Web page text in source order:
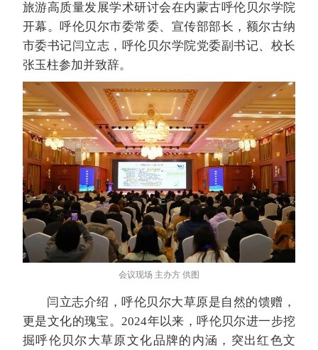
旅游高质量发展学术研讨会在内蒙古呼伦贝尔学院
开幕。呼伦贝尔市委常委、宣传部部长，额尔古纳
市委书记闫立志，呼伦贝尔学院党委副书记、校长
张玉柱参加并致辞。
会议现场 主办方 供图
闫立志介绍，呼伦贝尔大草原是自然的馈赠，
更是文化的瑰宝。2024年以来，呼伦贝尔进一步挖
掘呼伦贝尔大草原文化品牌的内涵，突出红色文